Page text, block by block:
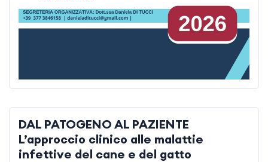
DAL PATOGENO AL PAZIENTE
L’approccio clinico alle malattie
infettive del cane e del gatto